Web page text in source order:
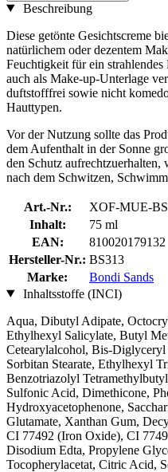
Beschreibung
Diese getönte Gesichtscreme
natürlichem oder dezentem
Feuchtigkeit für ein
auch als Make-up-Unterlage
duftstofffrei sowie nicht
Hauttypen.
Vor der Nutzung sollte das
dem Aufenthalt in der Sonne
den Schutz
nach dem Schwitzen,
Art.-Nr.:
XOF-MUE-
Inhalt:
75 ml
EAN:
810020179132
Hersteller-Nr.: BS313
Marke:
Bondi Sands
Inhaltsstoffe (INCI)
Aqua, Dibutyl Adipate,
Ethylhexyl Salicylate, Butyl
Cetearylalcohol, Bis-
Sorbitan Stearate, Ethylhexyl
Benzotriazolyl
Sulfonic Acid, Dimethicone,
Hydroxyacetophenone,
Glutamate, Xanthan Gum,
CI 77492 (Iron Oxide), CI
Disodium Edta, Propylene
Tocopherylacetat, Citric Acid,